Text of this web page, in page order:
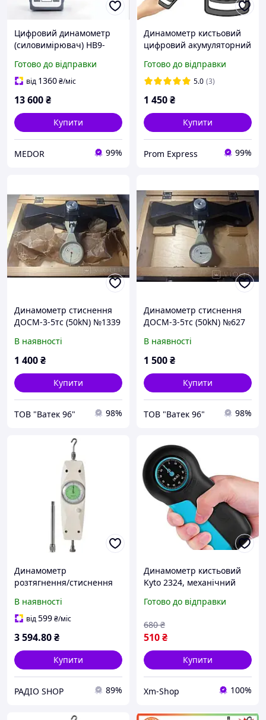
Цифровий динамометр
(силовимірювач) HB9-
тензодатчиком
стиснення, діапазон 20-
IP65/IP66
Готово до відправки
від 1360₴/міс
13 600₴
Купити
MEDOR 99%
Динамометр кистьовий
цифровий акумуляторний
пам'яттю тестер
вимірювач сили
Готово до відправки
5.0 (3)
1 450₴
Купити
Prom Express 99%
Динамометр стиснення
ДОСМ-3-5тс (50kN) №1339
В наявності
1 400₴
Купити
ТОВ "Ва­тек 96" 98%
Динамометр стиснення
ДОСМ-3-5тс (50kN) №627
В наявності
1 500₴
Купити
ТОВ "Ва­тек 96" 98%
Динамометр
розтягнення/стиснення
PROTESTER NK-20
В наявності
від599₴/міс
3 594.80₴
Купити
РАДІО SHOP 89%
Динамометр кистьовий
Kyto 2324, механічний
стиснення, СИНІЙ
Готово до відправки
510₴
680 ₴
Купити
Xm-Shop 100%